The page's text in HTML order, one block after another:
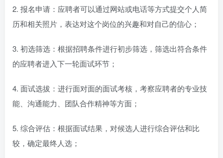
2. 报名申请：应聘者可以通过网站或电话等方式提交个人简
历和相关照片，表达对这个岗位的兴趣和对自己的信心；
3. 初选筛选：根据招聘条件进行初步筛选，筛选出符合条件
的应聘者进入下一轮面试环节；
4. 面试选拔：进行面对面的面试考核，考察应聘者的专业技
能、沟通能力、团队合作精神等方面；
5. 综合评估：根据面试结果，对候选人进行综合评估和比
较，确定最终人选；